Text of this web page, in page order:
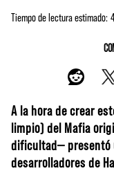
Tiempo de lectura estimado
A la hora de crear
limpio) del Mafia
dificultad— presentó
desarrolladores de